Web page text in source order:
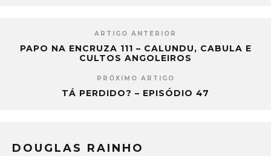
ARTIGO ANTERIOR
PAPO NA ENCRUZA 111 – CALUNDU, CABULA E
CULTOS ANGOLEIROS
PRÓXIMO ARTIGO
TÁ PERDIDO? – EPISÓDIO 47
DOUGLAS RAINHO